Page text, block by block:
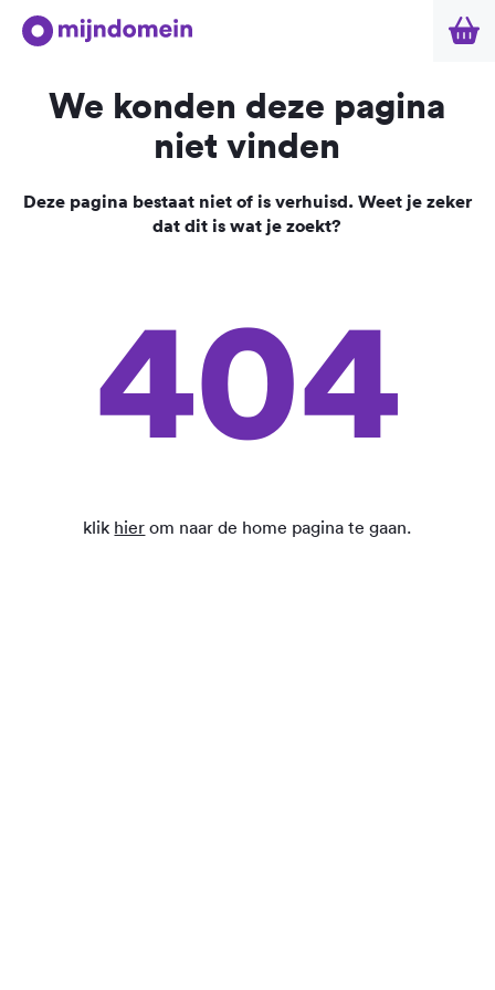
We konden deze pagina
niet vinden
Deze pagina bestaat niet of is verhuisd. Weet je zeker
dat dit is wat je zoekt?
404
klik hier om naar de home pagina te gaan.